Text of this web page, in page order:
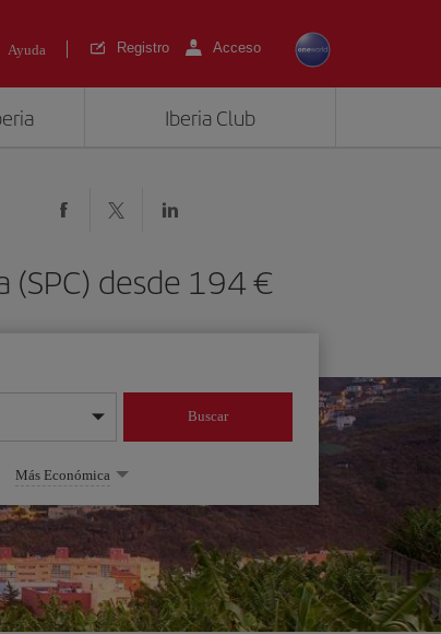
Ayuda Registro Acceso
Iberia Club
(SPC) desde 194 €
año
Buscar
Más Económica